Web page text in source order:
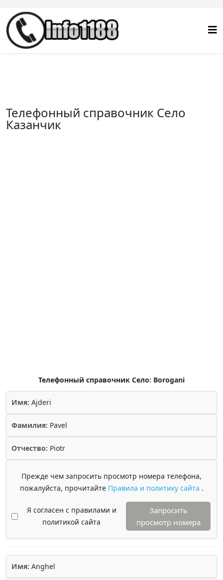
Телефонный справочник Село
Казанчик
Телефонный справочник Село: Borogani
Имя: Ajderi
Фамилия: Pavel
Отчество: Piotr
Прежде чем запросить просмотр номера телефона,
пожалуйста, прочитайте Правила и политику сайта .
Я согласен с правилами и
политикой сайта
Запросить
просмотр номера
Имя: Anghel